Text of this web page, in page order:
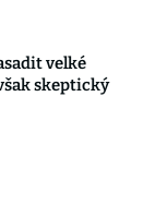
velké
skeptický